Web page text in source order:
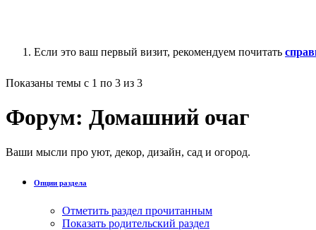
Если это ваш первый визит, рекомендуем почитать
Показаны темы с 1 по 3 из 3
Форум: Домашний очаг
Ваши мысли про уют, декор, дизайн, сад и огород.
Опции раздела
Отметить раздел прочитанным
Показать родительский раздел